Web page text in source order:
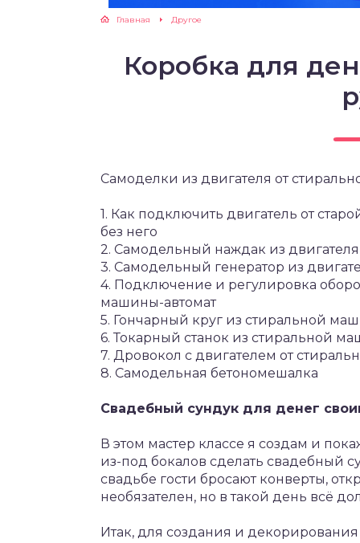
Главная Другое
Коробка для
Самоделки из двигателя от
1. Как подключить двигатель от
без него
2. Самодельный наждак из
3. Самодельный генератор из
4. Подключение и регулировка
машины-автомат
5. Гончарный круг из стиральной
6. Токарный станок из стиральной
7. Дровокол с двигателем от
8. Самодельная бетономешалка
Свадебный сундук для денег
В этом мастер классе я создам и
из-под бокалов сделать свадебный
свадьбе гости бросают конверты,
необязателен, но в такой день всё
Итак, для создания и